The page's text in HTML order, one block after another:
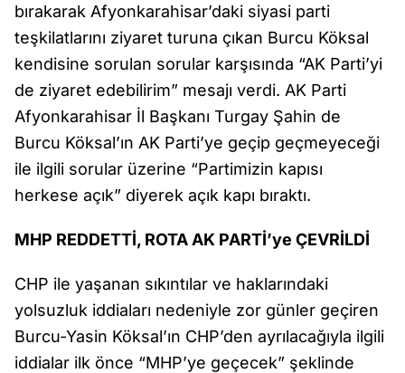
bırakarak Afyonkarahisar’daki siyasi parti
teşkilatlarını ziyaret turuna çıkan Burcu Köksal
kendisine sorulan sorular karşısında “AK Parti’yi
de ziyaret edebilirim” mesajı verdi. AK Parti
Afyonkarahisar İl Başkanı Turgay Şahin de
Burcu Köksal’ın AK Parti’ye geçip geçmeyeceği
ile ilgili sorular üzerine “Partimizin kapısı
herkese açık” diyerek açık kapı bıraktı.
MHP REDDETTİ, ROTA AK PARTİ’ye ÇEVRİLDİ
CHP ile yaşanan sıkıntılar ve haklarındaki
yolsuzluk iddiaları nedeniyle zor günler geçiren
Burcu-Yasin Köksal’ın CHP’den ayrılacağıyla ilgili
iddialar ilk önce “MHP’ye geçecek” şeklinde